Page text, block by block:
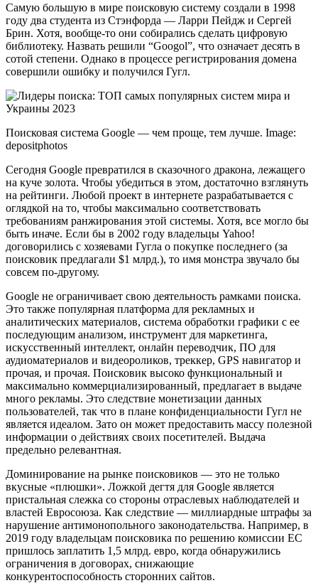
Самую большую в мире поисковую систему создали в 1998
году два студента из Стэнфорда — Ларри Пейдж и Сергей
Брин. Хотя, вообще-то они собирались сделать цифровую
библиотеку. Назвать решили “Googol”, что означает десять в
сотой степени. Однако в процессе регистрирования домена
совершили ошибку и получился Гугл.
Поисковая система Google — чем проще, тем лучше. Image:
depositphotos
Сегодня Google превратился в сказочного дракона, лежащего
на куче золота. Чтобы убедиться в этом, достаточно взглянуть
на рейтинги. Любой проект в интернете разрабатывается с
оглядкой на то, чтобы максимально соответствовать
требованиям ранжирования этой системы. Хотя, все могло бы
быть иначе. Если бы в 2002 году владельцы Yahoo!
договорились с хозяевами Гугла о покупке последнего (за
поисковик предлагали $1 млрд.), то имя монстра звучало бы
совсем по-другому.
Google не ограничивает свою деятельность рамками поиска.
Это также популярная платформа для рекламных и
аналитических материалов, система обработки графики с ее
последующим анализом, инструмент для маркетинга,
искусственный интеллект, онлайн переводчик, ПО для
аудиоматериалов и видеороликов, треккер, GPS навигатор и
прочая, и прочая. Поисковик высоко функциональный и
максимально коммерциализированный, предлагает в выдаче
много рекламы. Это следствие монетизации данных
пользователей, так что в плане конфиденциальности Гугл не
является идеалом. Зато он может предоставить массу полезной
информации о действиях своих посетителей. Выдача
предельно релевантная.
Доминирование на рынке поисковиков — это не только
вкусные «плюшки». Ложкой дегтя для Google является
пристальная слежка со стороны отраслевых наблюдателей и
властей Евросоюза. Как следствие — миллиардные штрафы за
нарушение антимонопольного законодательства. Например, в
2019 году владельцам поисковика по решению комиссии ЕС
пришлось заплатить 1,5 млрд. евро, когда обнаружились
ограничения в договорах, снижающие
конкурентоспособность сторонних сайтов.